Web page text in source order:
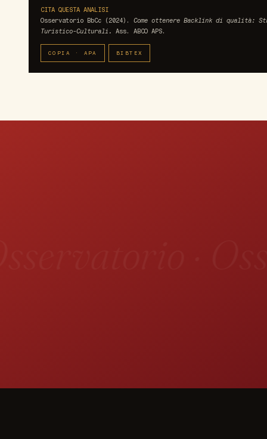
CITA QUESTA ANALISI
Osservatorio BbCc (2024). Come ottenere Backlink di qualità:
Turistico-Culturali.
Ass. ABCO APS.
COPIA · APA BIBTEX